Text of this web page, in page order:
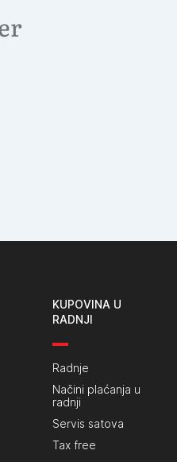
KUPOVINA U
RADNJI
Radnje
Načini plaćanja u
radnji
Servis satova
Tax free